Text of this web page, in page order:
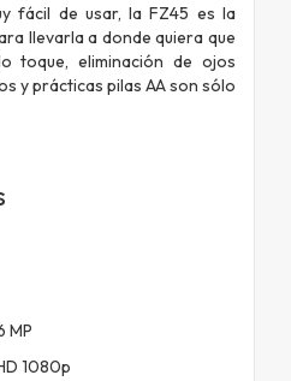
fácil de usar, la FZ45 es la
llevarla a donde quiera que
toque, eliminación de ojos
y prácticas pilas AA son sólo
MP
1080p